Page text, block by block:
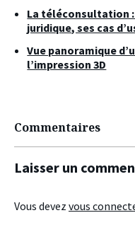
La téléconsultation
juridique, ses cas
Vue panoramique
l’impression 3D
Commentaires
Laisser un
Vous devez vous